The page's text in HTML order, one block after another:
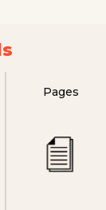
Pages